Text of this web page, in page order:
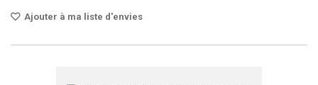
Ajouter à ma liste d'envies